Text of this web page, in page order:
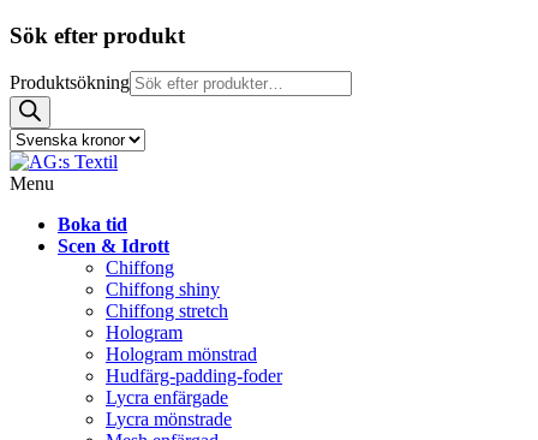
Sök efter produkt
Produktsökning
Menu
Boka tid
Scen & Idrott
Chiffong
Chiffong shiny
Chiffong stretch
Hologram
Hologram mönstrad
Hudfärg-padding-foder
Lycra enfärgade
Lycra mönstrade